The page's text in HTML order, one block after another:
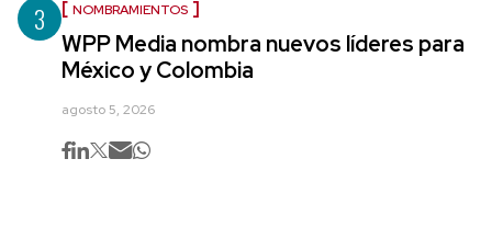
3 NOMBRAMIENTOS
WPP Media nombra nuevos líderes para
México y Colombia
agosto 5, 2026